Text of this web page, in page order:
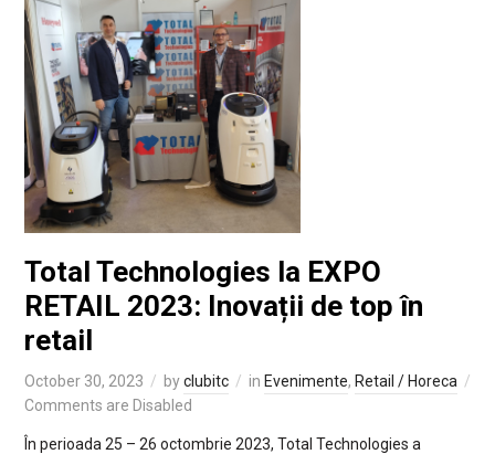
Total Technologies la EXPO
RETAIL 2023: Inovații de top în
retail
October 30, 2023 byclubitc in Evenimente, Retail / Horeca
Comments are Disabled
În perioada 25 – 26 octombrie 2023, Total Technologies a